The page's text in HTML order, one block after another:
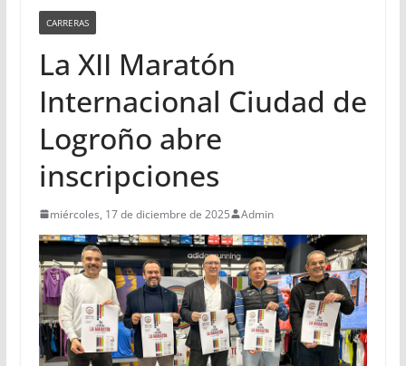
CARRERAS
La XII Maratón
Internacional Ciudad de
Logroño abre
inscripciones
miércoles, 17 de diciembre de 2025 Admin